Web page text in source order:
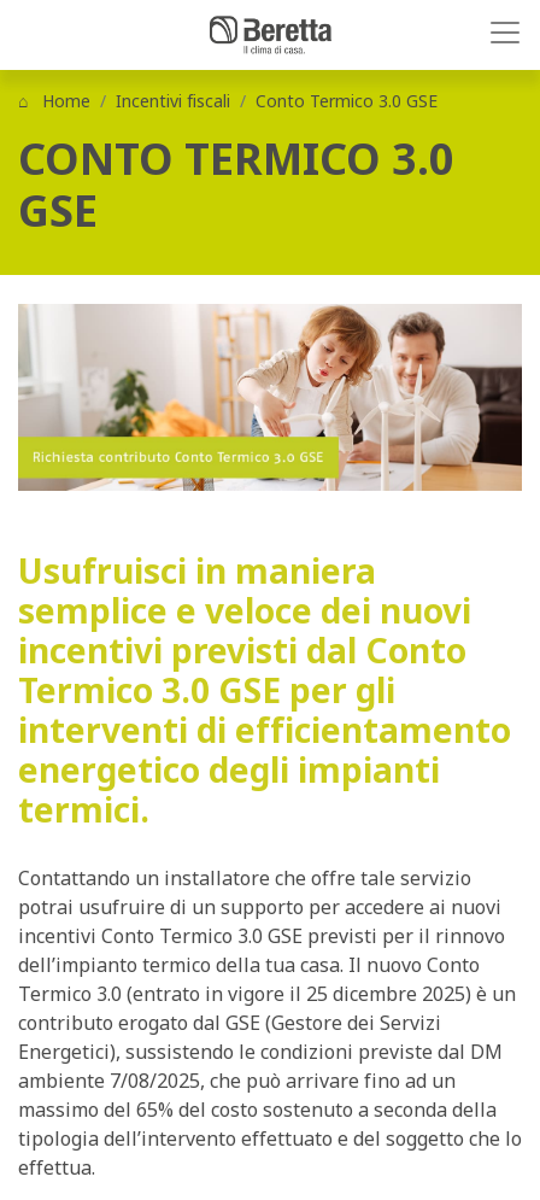
Home Incentivi fiscali Conto Termico 3.0 GSE
CONTO TERMICO 3.0
GSE
Usufruisci in maniera
semplice e veloce dei nuovi
incentivi previsti dal Conto
Termico 3.0 GSE per gli
interventi di efficientamento
energetico degli impianti
termici.
Contattando un installatore che offre tale servizio
potrai usufruire di un supporto per accedere ai nuovi
incentivi Conto Termico 3.0 GSE previsti per il rinnovo
dell’impianto termico della tua casa. Il nuovo Conto
Termico 3.0 (entrato in vigore il 25 dicembre 2025) è un
contributo erogato dal GSE (Gestore dei Servizi
Energetici), sussistendo le condizioni previste dal DM
ambiente 7/08/2025, che può arrivare fino ad un
massimo del 65% del costo sostenuto a seconda della
tipologia dell’intervento effettuato e del soggetto che lo
effettua.